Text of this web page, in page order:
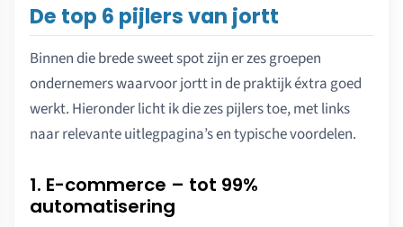
De top 6 pijlers van jortt
Binnen die brede sweet spot zijn er zes groepen
ondernemers waarvoor jortt in de praktijk éxtra goed
werkt. Hieronder licht ik die zes pijlers toe, met links
naar relevante uitlegpagina’s en typische voordelen.
1. E-commerce – tot 99%
automatisering